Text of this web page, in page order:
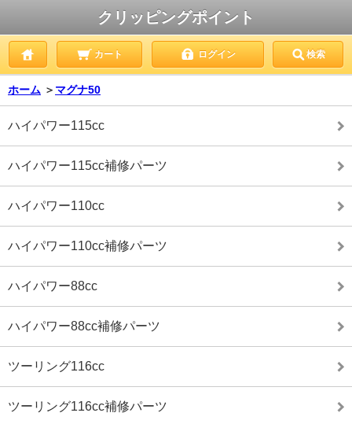
クリッピングポイント
カート ログイン 検索
ホーム ＞ マグナ50
ハイパワー115cc
ハイパワー115cc補修パーツ
ハイパワー110cc
ハイパワー110cc補修パーツ
ハイパワー88cc
ハイパワー88cc補修パーツ
ツーリング116cc
ツーリング116cc補修パーツ